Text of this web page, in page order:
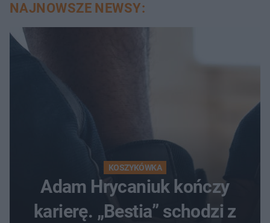
NAJNOWSZE NEWSY:
KOSZYKÓWKA
Adam Hrycaniuk kończy
karierę. „Bestia” schodzi z